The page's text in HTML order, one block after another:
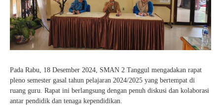
Pada Rabu, 18 Desember 2024, SMAN 2 Tanggul mengadakan rapat
pleno semester gasal tahun pelajaran 2024/2025 yang bertempat di
ruang guru. Rapat ini berlangsung dengan penuh diskusi dan kolaborasi
antar pendidik dan tenaga kependidikan.